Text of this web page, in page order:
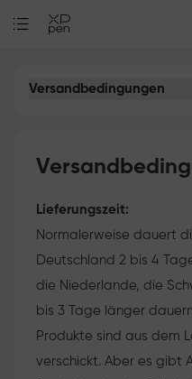
Versandbedingungen
Lieferungszeit:
Normalerweise dauert
Deutschland 2 bis 4
die Niederlande, die
bis 3 Tage länger
Produkte sind aus dem
verschickt. Aber es gibt